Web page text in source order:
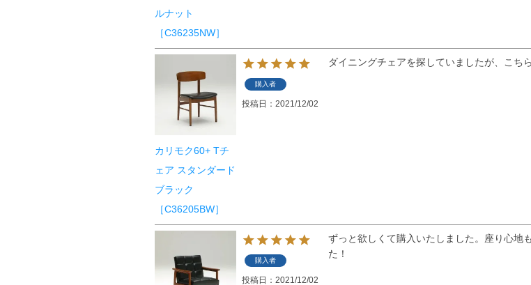
ルナット
［C36235NW］
カリモク60+ Tチ
ェア スタンダード
ブラック
［C36205BW］
購入者
投稿日 2021/12/02
ダイニングチェアを探していましたが、こち
購入者
投稿日 2021/12/02
ずっと欲しくて購入いたしました。座り心地
た！